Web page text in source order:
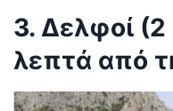
3. Δελφοί
λεπτά από